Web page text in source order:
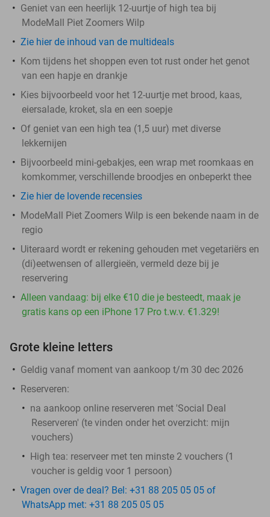
Geniet van een heerlijk 12-uurtje of high tea bij
ModeMall Piet Zoomers Wilp
Zie hier de inhoud van de multideals
Kom tijdens het shoppen even tot rust onder het genot
van een hapje en drankje
Kies bijvoorbeeld voor het 12-uurtje met brood, kaas,
eiersalade, kroket, sla en een soepje
Of geniet van een high tea (1,5 uur) met diverse
lekkernijen
Bijvoorbeeld mini-gebakjes, een wrap met roomkaas en
komkommer, verschillende broodjes en onbeperkt thee
Zie hier de lovende recensies
ModeMall Piet Zoomers Wilp is een bekende naam in de
regio
Uiteraard wordt er rekening gehouden met vegetariërs en
(di)eetwensen of allergieën, vermeld deze bij je
reservering
Alleen vandaag: bij elke €10 die je besteedt, maak je
gratis kans op een iPhone 17 Pro t.w.v. €1.329!
Grote kleine letters
Geldig vanaf moment van aankoop t/m 30 dec 2026
Reserveren:
na aankoop online reserveren met 'Social Deal
Reserveren' (te vinden onder het overzicht: mijn
vouchers)
High tea: reserveer met ten minste 2 vouchers (1
voucher is geldig voor 1 persoon)
Vragen over de deal? Bel: +31 88 205 05 05 of
WhatsApp met: +31 88 205 05 05